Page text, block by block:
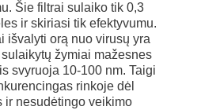
Šie filtrai sulaiko tik 0,3
ir skiriasi tik efektyvumu.
išvalyti orą nuo virusų yra
žymiai mažesnes
svyruoja 10-100 nm. Taigi
rinkoje dėl
ir nesudėtingo veikimo